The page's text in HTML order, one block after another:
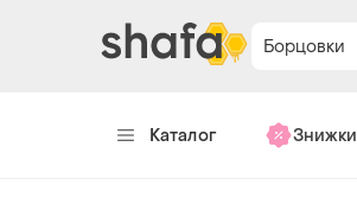
Борцовки
Каталог Знижки